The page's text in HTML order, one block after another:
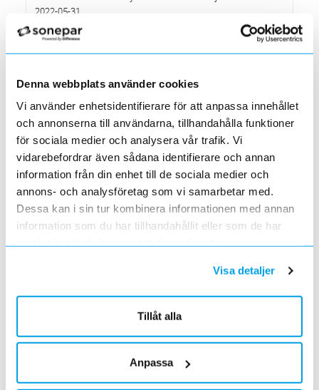
Denna webbplats använder cookies
Vi använder enhetsidentifierare för att anpassa innehållet
och annonserna till användarna, tillhandahålla funktioner
för sociala medier och analysera vår trafik. Vi
vidarebefordrar även sådana identifierare och annan
information från din enhet till de sociala medier och
annons- och analysföretag som vi samarbetar med.
Dessa kan i sin tur kombinera informationen med annan
information som du har tillhandahållit eller som de har
samlat in när du har använt deras tjänster.
Visa detaljer
Tillåt alla
Anpassa
2022-05-31
Den 1 juni har vi ny adress i Södertälje
Förändrade priser 2022-06-30
Grundkurs för installatörer av Charge Amps produkter
En grundläggande certifieringsutbildning för installatörer
Förändrade priser 2022-05-01
2022-03-31
Med anledning av stigande råvarupriser.
Ecovadis ger Elektroskandia högsta betyg inom
hållbarhetsarbete
2022-03-21
Det oberoende analysföretaget Ecovadis har tilldelat
hållbarhetsarbete.
Med anledning av Rysslands invasion av Ukraina
har Elektroskandia adresserat och tagit avstånd från alla
pågående affärsrelationer med Ryssland & Belarus.
Förändrade priser 2022-04-01
2022-03-01
Med anledning av stigande komponent- och metallpriser.
Prisavisering per den 4:e januari 2022